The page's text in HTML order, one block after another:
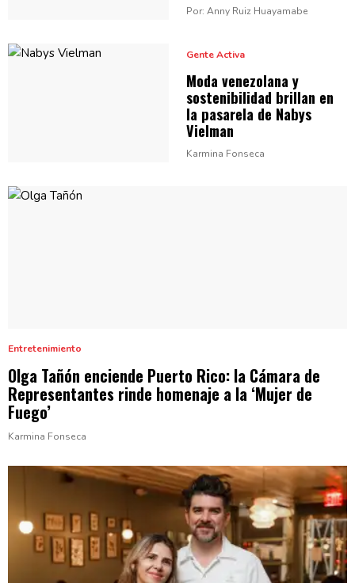
Por: Anny Ruiz Huayamabe
Gente Activa
Moda venezolana y
sostenibilidad brillan en
la pasarela de Nabys
Vielman
Karmina Fonseca
Entretenimiento
Olga Tañón enciende Puerto Rico: la Cámara de
Representantes rinde homenaje a la ‘Mujer de
Fuego’
Karmina Fonseca